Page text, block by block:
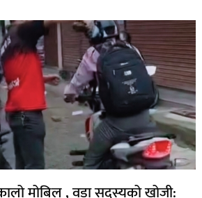
मोबिल , वडा सदस्यको खोजी: